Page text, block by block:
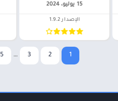
15 يوليو، 2024
الإصدار 1.9.2
1
2
3
…
5